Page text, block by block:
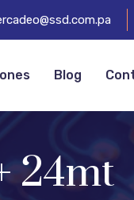
Blog
24mt